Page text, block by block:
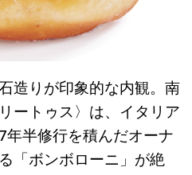
造りが印象的な内観。南
ートゥス〉は、イタリア
半修行を積んだオーナ
「ボンボローニ」が絶